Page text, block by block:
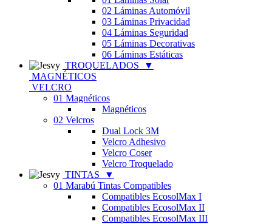
02 Láminas Automóvil
03 Láminas Privacidad
04 Láminas Seguridad
05 Láminas Decorativas
06 Láminas Estáticas
TROQUELADOS
▼
MAGNÉTICOS
VELCRO
01 Magnéticos
Magnéticos
02 Velcros
Dual Lock 3M
Velcro Adhesivo
Velcro Coser
Velcro Troquelado
TINTAS
▼
01 Marabú Tintas Compatibles
Compatibles EcosolMax I
Compatibles EcosolMax II
Compatibles EcosolMax III